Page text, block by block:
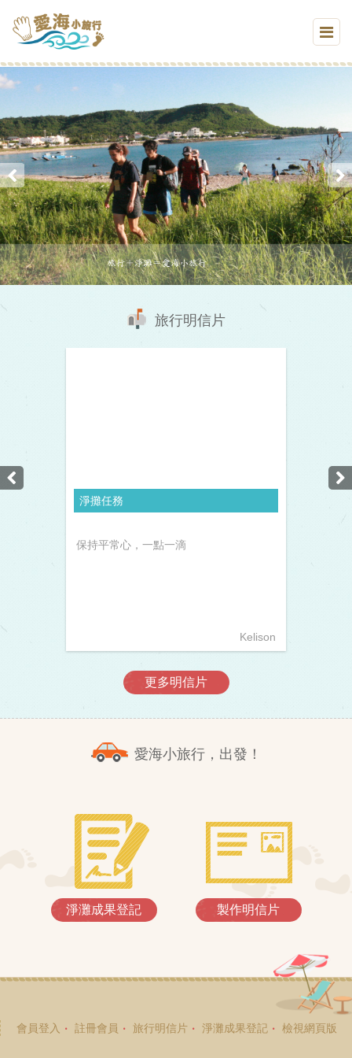
旅行明信片
淨攤任務
保持平常心，一點一滴
Kelison
更多明信片
愛海小旅行，出發！
淨灘成果登記 製作明信片
會員登入 註冊會員 旅行明信片 淨灘成果登記 檢視網頁版